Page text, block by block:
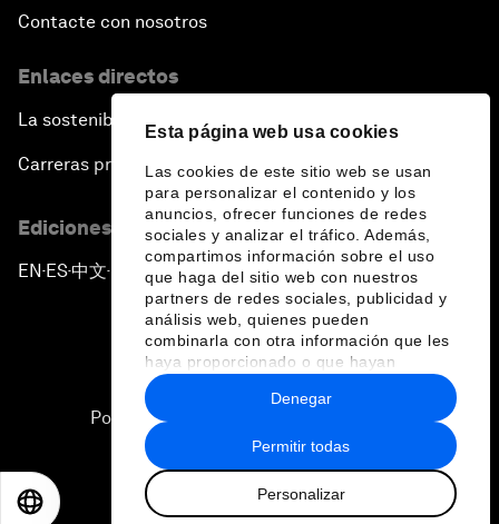
Esta página web usa cookies
Las cookies de este sitio web se usan
para personalizar el contenido y los
anuncios, ofrecer funciones de redes
sociales y analizar el tráfico. Además,
compartimos información sobre el uso
que haga del sitio web con nuestros
partners de redes sociales, publicidad y
análisis web, quienes pueden
combinarla con otra información que les
haya proporcionado o que hayan
recopilado a partir del uso que haya
hecho de sus servicios.
Permitir todas
Personalizar
Denegar
Contacte con nosotros
Enlaces directos
La sostenibilidad en el Foro
Carreras profesionales
Ediciones en otros idiomas
EN ▪ ES▪中文▪ 日本語
Política de privacidad y normas de uso
2026 Foro Económico Mundial